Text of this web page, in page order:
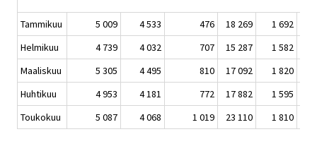
Tammikuu 5 009 4 533 476 18 269 1 692
Helmikuu
4 739 4 032 707 15 287
1 582
Maaliskuu
5 305 4 495 810 17 092
1 820
Huhtikuu
4 953 4 181 772 17 882
1 595
Toukokuu
5 087 4 068 1 019 23 110 1 810